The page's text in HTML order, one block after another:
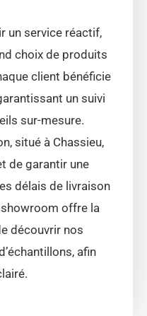
un service réactif,
choix de produits
client bénéficie
un suivi
sur-mesure.
situé à Chassieu,
de garantir une
délais de livraison
offre la
découvrir nos
afin